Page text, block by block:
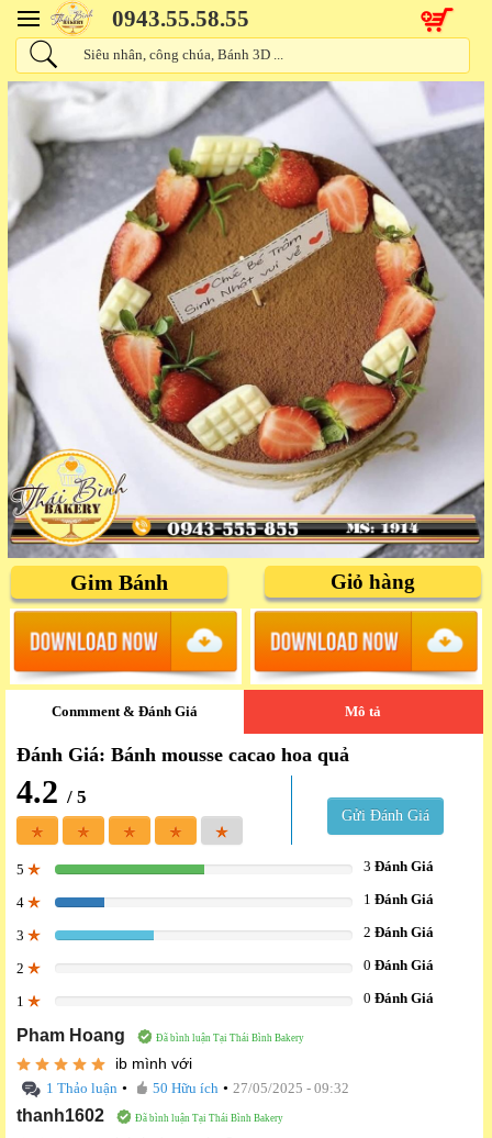
0943.55.58.55
Gim Bánh Giỏ hàng
Conmment & Đánh Giá Mô tả
Đánh Giá: Bánh mousse cacao hoa quả
4.2 / 5
Gửi Đánh Giá
5 50% 3Đánh Giá
4 16.666666666667% 1Đánh Giá
3 33.333333333333% 2Đánh Giá
2 0Đánh Giá
1 0Đánh Giá
Pham Hoang Đã bình luận Tại Thái Bình Bakery
ib mình với
1 Thảo luận • 50 Hữu ích • 27/05/2025 - 09:32
thanh1602 Đã bình luận Tại Thái Bình Bakery